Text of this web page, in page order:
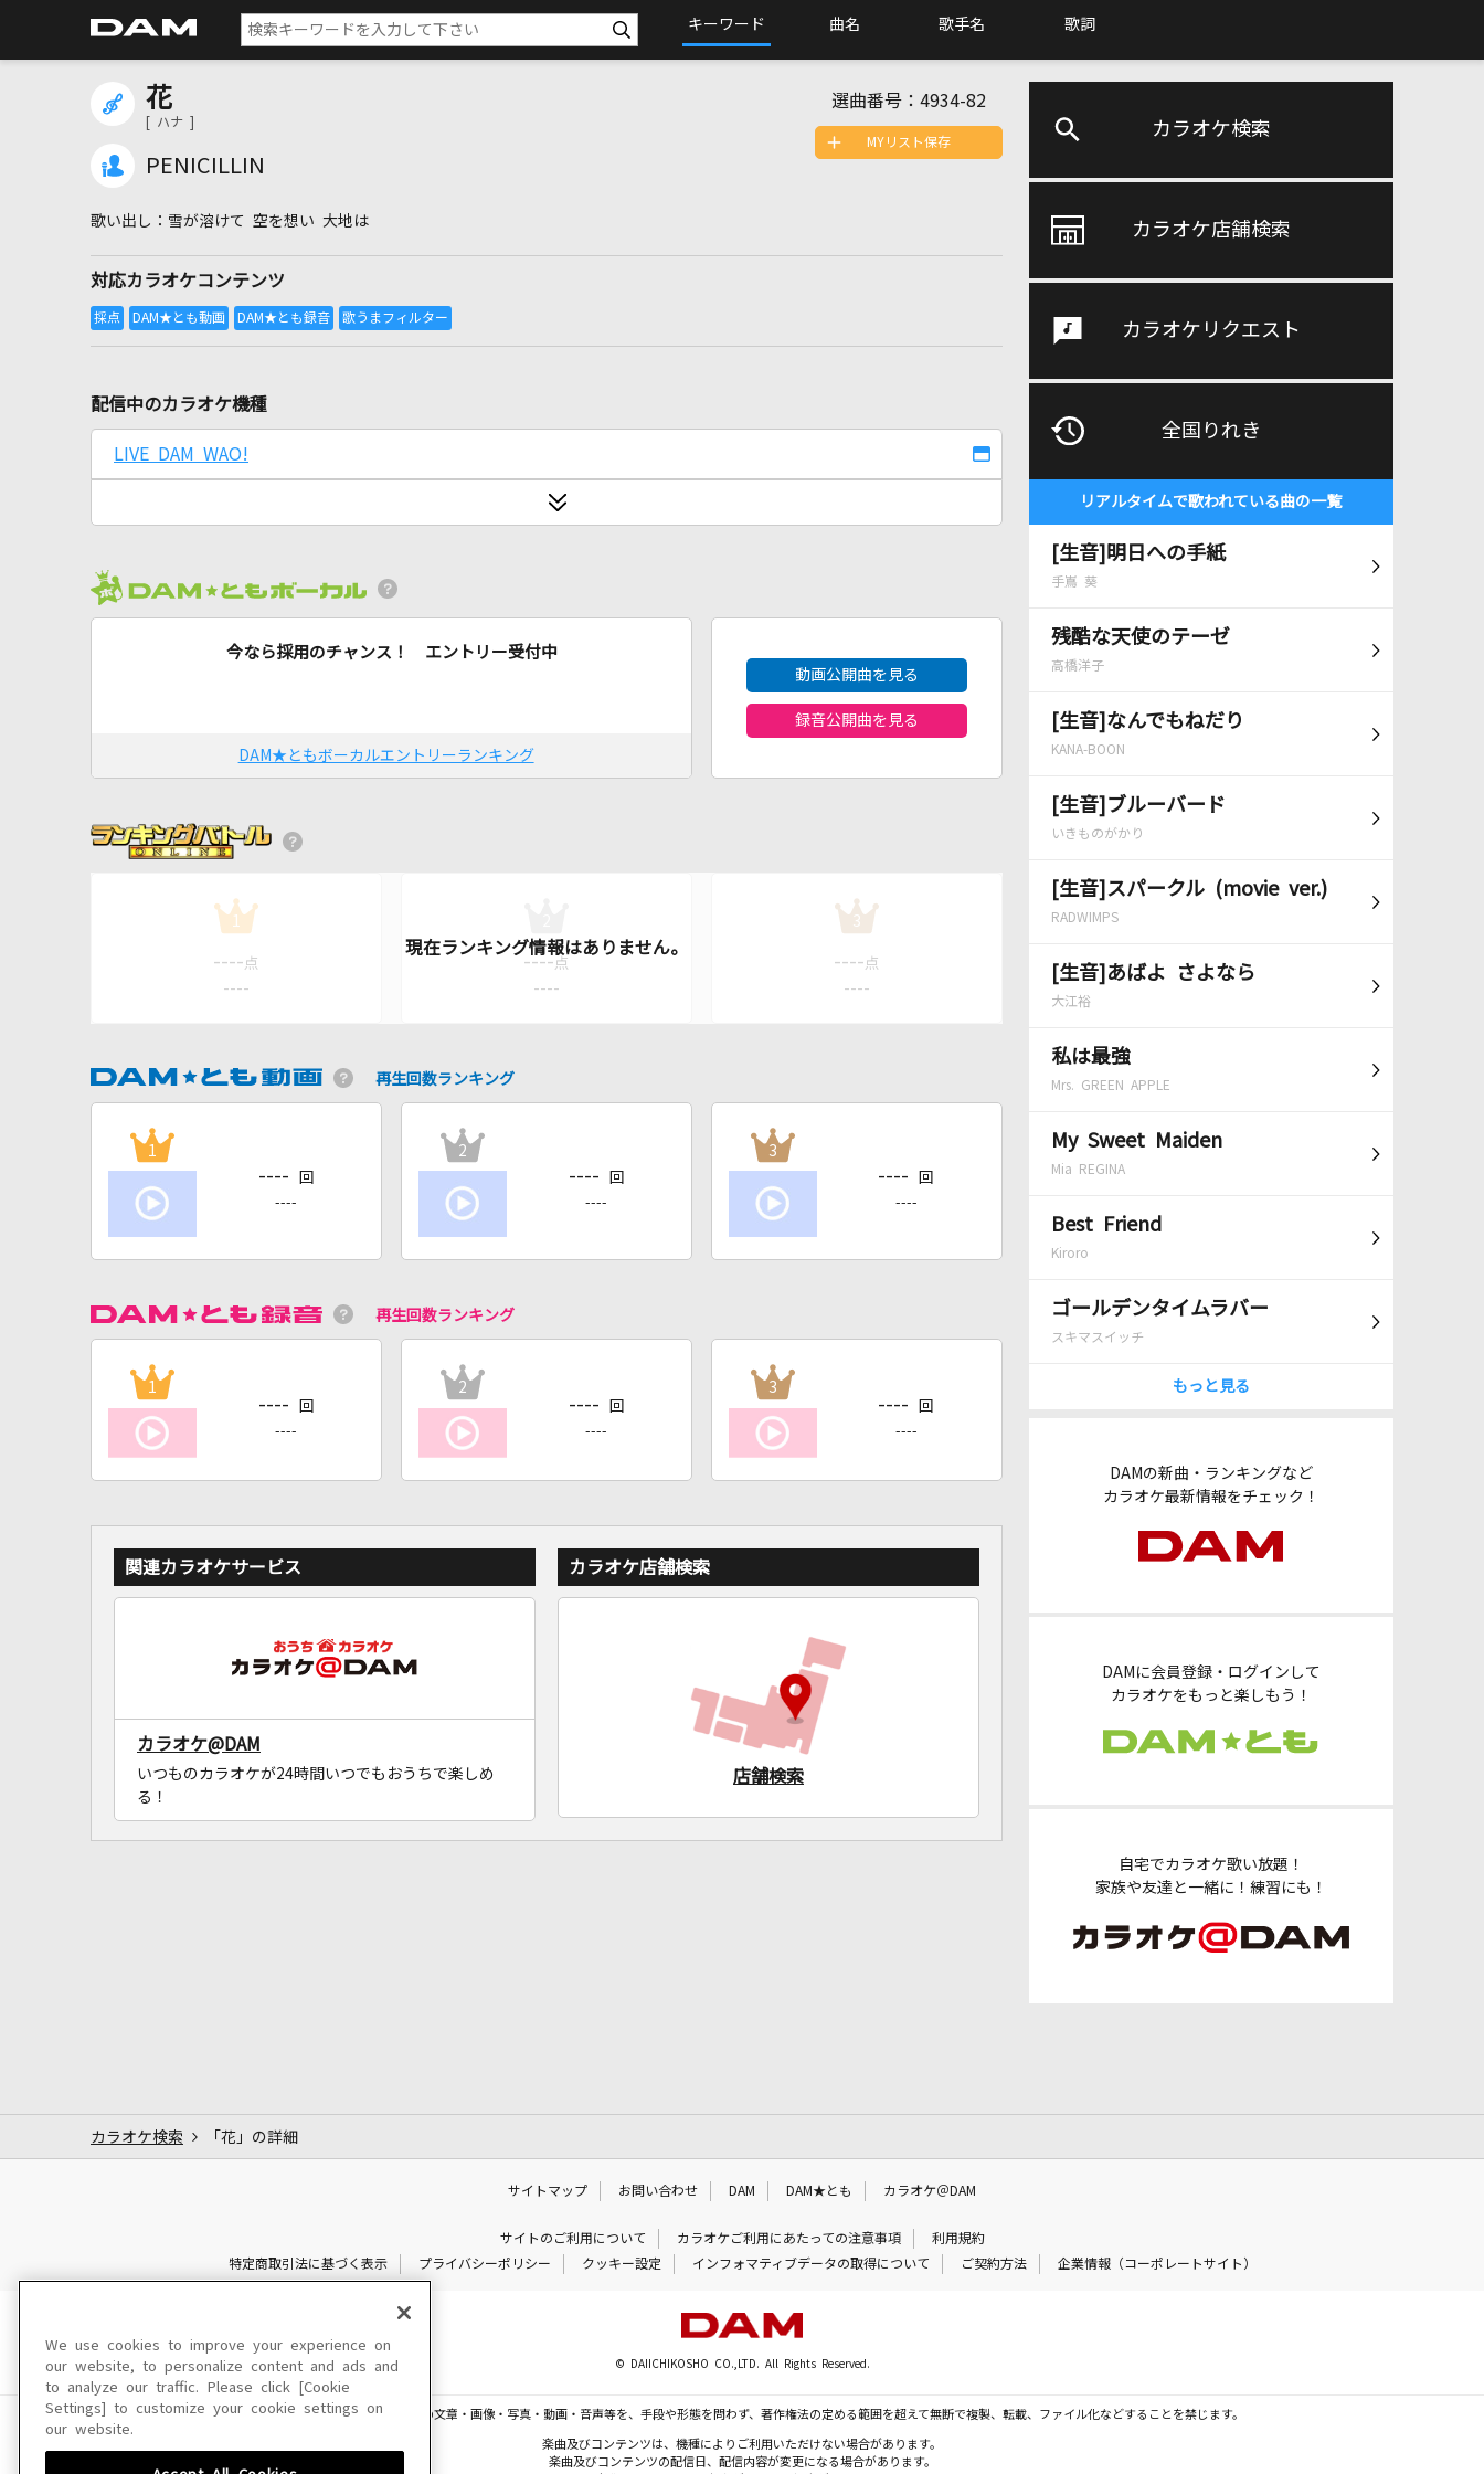
キーワード 曲名 歌手名 歌詞
カラオケ検索
カラオケ店舗検索
カラオケリクエスト
全国りれき
リアルタイムで歌われている曲の一覧
[生音]明日への手紙
手嶌 葵
残酷な天使のテーゼ
高橋洋子
[生音]なんでもねだり
KANA-BOON
[生音]ブルーバード
いきものがかり
[生音]スパークル (movie ver.)
RADWIMPS
[生音]あばよ さよなら
大江裕
私は最強
Mrs. GREEN APPLE
My Sweet Maiden
Mia REGINA
Best Friend
Kiroro
ゴールデンタイムラバー
スキマスイッチ
もっと見る
DAMの新曲・ランキングなど
カラオケ最新情報をチェック！
DAMに会員登録・ログインして
カラオケをもっと楽しもう！
自宅でカラオケ歌い放題！
家族や友達と一緒に！練習にも！
花
[ ハナ ]
PENICILLIN
選曲番号： 4934-82
雪が溶けて 空を想い 大地は
対応カラオケコンテンツ
MYリスト保存
配信中のカラオケ機種
LIVE DAM WAO!
今なら採用のチャンス！ エントリー受付中
DAM★ともボーカルエントリーランキング
動画公開曲を見る
録音公開曲を見る
1
---- 点
----
---- 点
----
3
---- 点
----
再生回数ランキング
1
---- 回
----
2
---- 回
----
3
---- 回
----
再生回数ランキング
1
---- 回
----
2
---- 回
----
3
---- 回
----
関連カラオケサービス
カラオケ@DAM
いつものカラオケが24時間いつでもおうちで楽しめ
る！
カラオケ店舗検索
店舗検索
カラオケ検索 「花」の詳細
サイトマップ お問い合わせ DAM DAM★とも カラオケ＠DAM
サイトのご利用について カラオケご利用にあたっての注意事項
利用規約
特定商取引法に基づく表示
プライバシーポリシー クッキー設定 インフォマティブデータの取得について ご契約方法 企業情報（コーポレートサイト）
© DAIICHIKOSHO CO.,LTD. All Rights Reserved.
このサイトに掲載されている一切の文章・画像・写真・動画・音声等を、手段や形態を問わず、著作権法の定める範囲を超えて無断で複製、転載、ファイル化などすることを禁じます。
楽曲及びコンテンツは、機種によりご利用いただけない場合があります。
楽曲及びコンテンツの配信日、配信内容が変更になる場合があります。
We use cookies to improve your experience on
our website, to personalize content and ads and
to analyze our traffic. Please click [Cookie
Settings] to customize your cookie settings on
our website.